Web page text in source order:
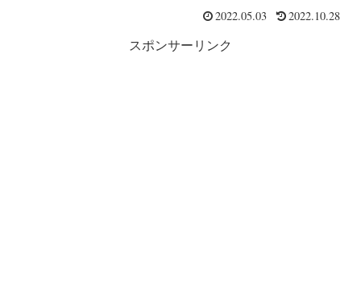
2022.05.03 2022.10.28
スポンサーリンク